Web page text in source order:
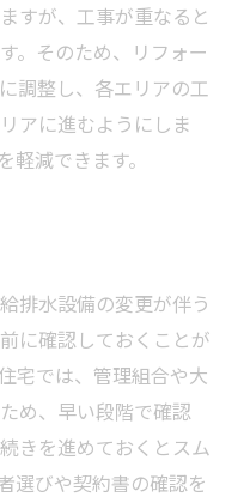
すが、工事が重なると
。そのため、リフォー
調整し、各エリアの工
アに進むようにしま
減できます。
排水設備の変更が伴う
に確認しておくことが
宅では、管理組合や大
め、早い段階で確認
きを進めておくとスム
選びや契約書の確認を